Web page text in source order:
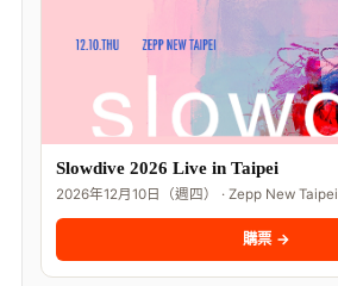
Slowdive 2026 Live in Taipei
2026年12月10日（週四） · Zepp New Taipei
購票 →